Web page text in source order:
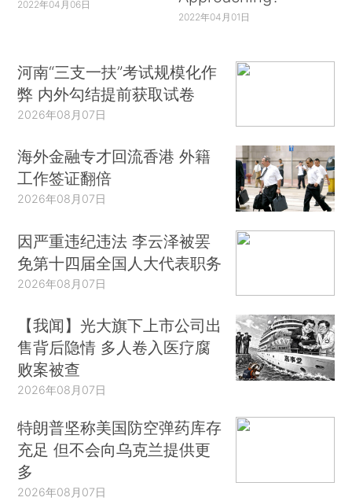
2022年04月06日
2022年04月01日
河南“三支一扶”考试规模化作
弊 内外勾结提前获取试卷
2026年08月07日
海外金融专才回流香港 外籍
工作签证翻倍
2026年08月07日
因严重违纪违法 李云泽被罢
免第十四届全国人大代表职务
2026年08月07日
【我闻】光大旗下上市公司出
售背后隐情 多人卷入医疗腐
败案被查
2026年08月07日
特朗普坚称美国防空弹药库存
充足 但不会向乌克兰提供更
多
2026年08月07日